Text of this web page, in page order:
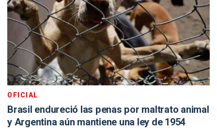
OFICIAL
Brasil endureció las penas por maltrato animal
y Argentina aún mantiene una ley de 1954